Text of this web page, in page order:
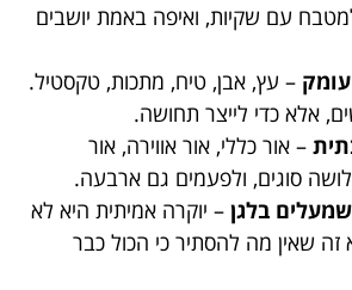
עם שקיות, ואיפה באמת יושבים
– עץ, אבן, טיח, מתכות, טקסטיל.
אלא כדי לייצר תחושה.
– אור כללי, אור אווירה, אור
סוגים, ולפעמים גם ארבעה.
בלגן – יוקרה אמיתית היא לא
זה שאין מה להסתיר כי הכול כבר